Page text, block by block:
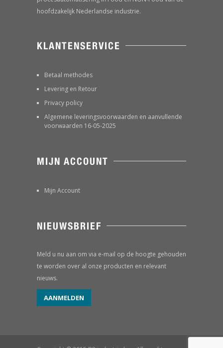
hoofdzakelijk Nederlandse industrie.
KLANTENSERVICE
Betaal methodes
Levering en Retour
Privacy policy
Algemene leveringsvoorwaarden en aanvullende
voorwaarden 16-05-2025
MIJN ACCOUNT
Mijn Account
NIEUWSBRIEF
Meld u nu aan om via e-mail op de hoogte gehouden
te worden over al onze producten en relevant
nieuws.
AANMELDEN